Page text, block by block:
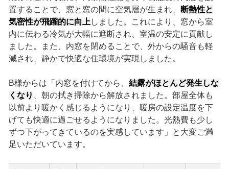
置することで、窓と窓の間に空気層が生まれ、
断熱性と
気密性が飛躍的に向上しました。これにより、窓から室
内に伝わる冷気が大幅に遮断され、室温の安定に貢献し
ました。また、内窓を閉めることで、外からの騒音も軽
減され、静かで快適な住環境が実現しました。
B様からは「内窓を付けてから、 結露がほとんど発生しな
くなり 、朝の拭き掃除から解放されました。部屋全体も
以前より暖かく感じるようになり、暖房の設定温度を下
げても快適に過ごせるようになりました。光熱費も少し
ずつ下がってきているのを実感しています」と大変ご満
足いただいています。